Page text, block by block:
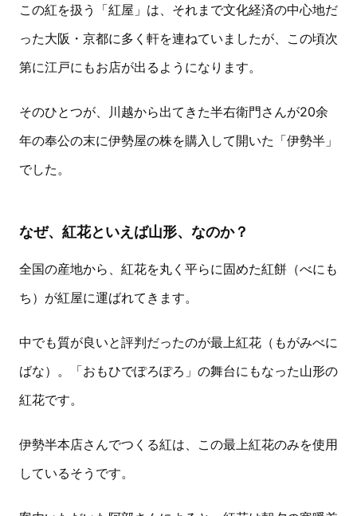
この紅を扱う「紅屋」は、それまで文化経済の中心地だ
った大阪・京都に多く軒を連ねていましたが、この頃次
第に江戸にもお店が出るようになります。
そのひとつが、川越から出てきた半右衛門さんが20余
年の奉公の末に伊勢屋の株を購入して開いた「伊勢半」
でした。
なぜ、紅花といえば山形、なのか？
全国の産地から、紅花を丸く平らに固めた紅餅（べにも
ち）が紅屋に運ばれてきます。
中でも質が良いと評判だったのが最上紅花（もがみべに
ばな）。「おもひでぽろぽろ」の舞台にもなった山形の
紅花です。
伊勢半本店さんでつくる紅は、この最上紅花のみを使用
しているそうです。